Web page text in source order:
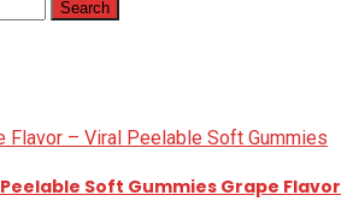
Soft Gummies Grape Flavor